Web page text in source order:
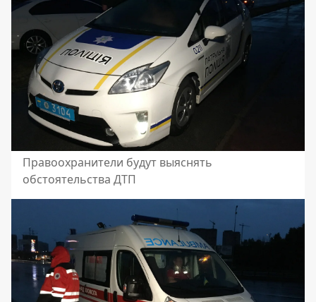
Правоохранители будут выяснять
обстоятельства ДТП